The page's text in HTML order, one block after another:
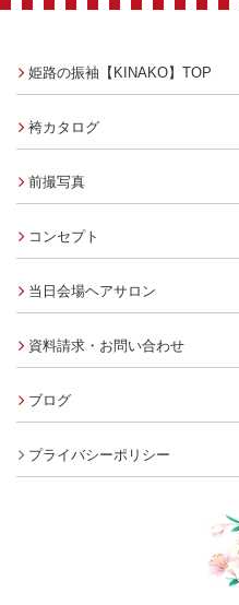
姫路の振袖【KINAKO】TOP
袴カタログ
前撮写真
コンセプト
当日会場ヘアサロン
資料請求・お問い合わせ
ブログ
プライバシーポリシー